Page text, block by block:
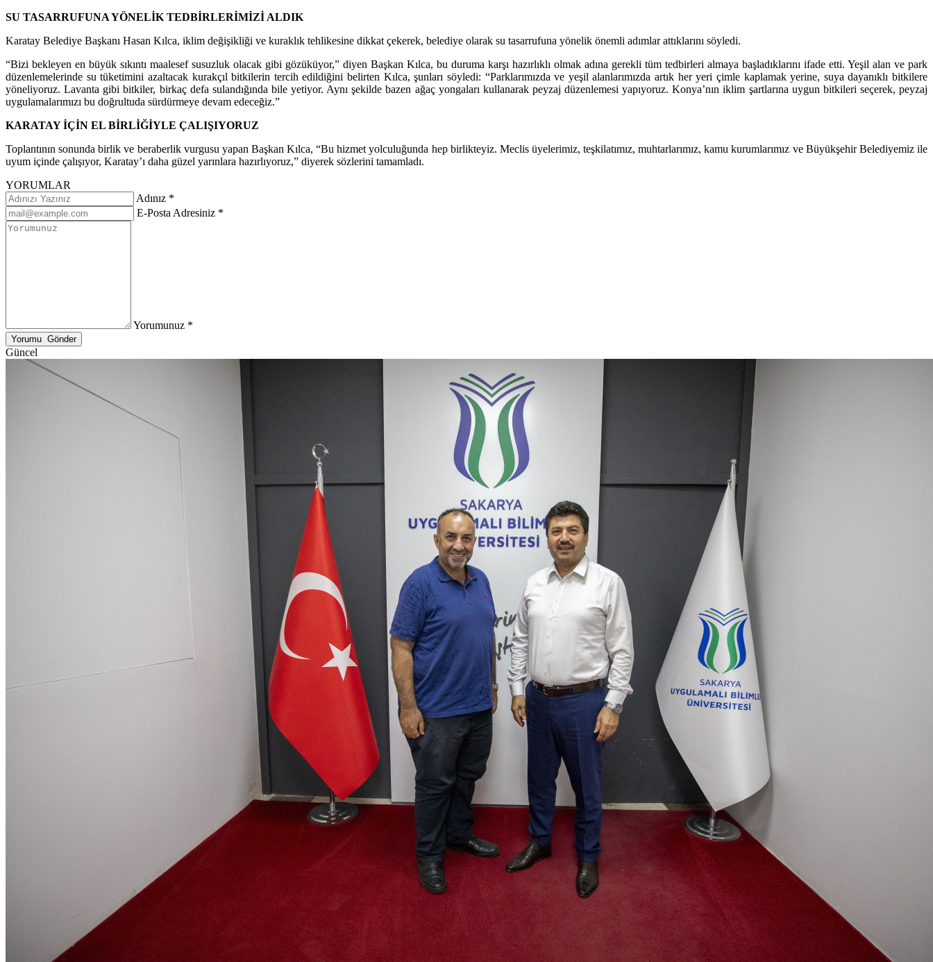
SU TASARRUFUNA YÖNELİK TEDBİRLERİMİZİ ALDIK
Karatay Belediye Başkanı Hasan Kılca, iklim değişikliği ve kuraklık tehlikesine dikkat çekerek, belediye olarak su tasarrufuna yönelik önemli adımlar attıklarını söyledi.
“Bizi bekleyen en büyük sıkıntı maalesef susuzluk olacak gibi gözüküyor,” diyen Başkan Kılca, bu duruma karşı hazırlıklı olmak adına gerekli tüm tedbirleri almaya başladıklarını ifade etti. Yeşil alan ve park
düzenlemelerinde su tüketimini azaltacak kurakçıl bitkilerin tercih edildiğini belirten Kılca, şunları söyledi: “Parklarımızda ve yeşil alanlarımızda artık her yeri çimle kaplamak yerine, suya dayanıklı bitkilere
yöneliyoruz. Lavanta gibi bitkiler, birkaç defa sulandığında bile yetiyor. Aynı şekilde bazen ağaç yongaları kullanarak peyzaj düzenlemesi yapıyoruz. Konya’nın iklim şartlarına uygun bitkileri seçerek, peyzaj
uygulamalarımızı bu doğrultuda sürdürmeye devam edeceğiz.”
KARATAY İÇİN EL BİRLİĞİYLE ÇALIŞIYORUZ
Toplantının sonunda birlik ve beraberlik vurgusu yapan Başkan Kılca, “Bu hizmet yolculuğunda hep birlikteyiz. Meclis üyelerimiz, teşkilatımız, muhtarlarımız, kamu kurumlarımız ve Büyükşehir Belediyemiz ile
uyum içinde çalışıyor, Karatay’ı daha güzel yarınlara hazırlıyoruz,” diyerek sözlerini tamamladı.
YORUMLAR
Adınız *
E-Posta Adresiniz *
Yorumunuz *
Güncel